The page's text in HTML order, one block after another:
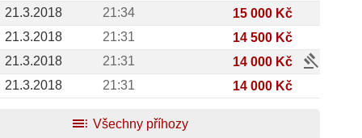
21.3.2018
21:34
15 000 Kč
21.3.2018
21:31
14 500 Kč
21.3.2018
21:31 14 000 Kč gavel
21.3.2018 21:31 14 000 Kč
toc Všechny příhozy